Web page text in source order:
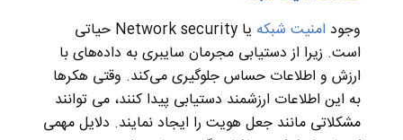
وجود امنیت شبکه
یا Network security حیاتی
است. زیرا از دستیابی مجرمان سایبری به داده‌های با
ارزش و اطلاعات حساس جلوگیری می‌کند. وقتی هکر‌ها
به این اطلاعات ارزشمند دستیابی پیدا کنند، می توانند
مشکلاتی مانند جعل هویت را ایجاد نمایند. دلایل مهمی